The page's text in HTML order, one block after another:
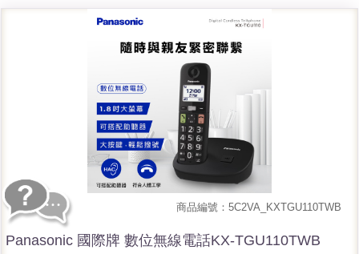
商品編號：5C2VA_KXTGU110TWB
Panasonic 國際牌 數位無線電話KX-TGU110TWB